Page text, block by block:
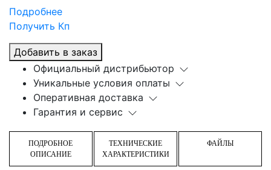
Подробнее
Получить Кп
Добавить в заказ
Официальный дистрибьютор
Уникальные условия оплаты
Оперативная доставка
Гарантия и сервис
ПОДРОБНОЕ
ОПИСАНИЕ
ТЕХНИЧЕСКИЕ
ХАРАКТЕРИСТИКИ
ФАЙЛЫ